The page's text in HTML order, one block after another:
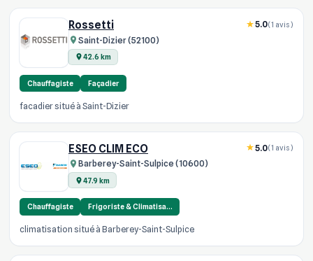
Rossetti
Saint-Dizier (52100)
42.6 km
5.0(1 avis)
Chauffagiste Façadier
facadier situé à Saint-Dizier
ESEO CLIM ECO
Barberey-Saint-Sulpice (10600)
47.9 km
5.0(1 avis)
Chauffagiste Frigoriste & Climatisa…
climatisation situé à Barberey-Saint-Sulpice